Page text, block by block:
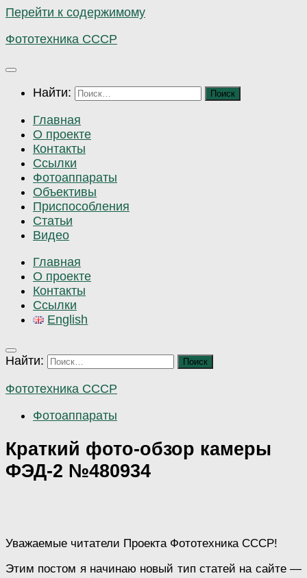
Перейти к содержимому
Фототехника СССР
Найти:
Главная
О проекте
Контакты
Ссылки
Фотоаппараты
Объективы
Приспособления
Статьи
Видео
Главная
О проекте
Контакты
Ссылки
English
Найти:
Фототехника СССР
Фотоаппараты
Краткий фото-обзор камеры
ФЭД-2 №480934
Уважаемые читатели Проекта Фототехника СССР!
Этим постом я начинаю новый тип статей на сайте —